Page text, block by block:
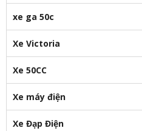
xe ga 50c
Xe Victoria
Xe 50CC
Xe máy điện
Xe Đạp Điện